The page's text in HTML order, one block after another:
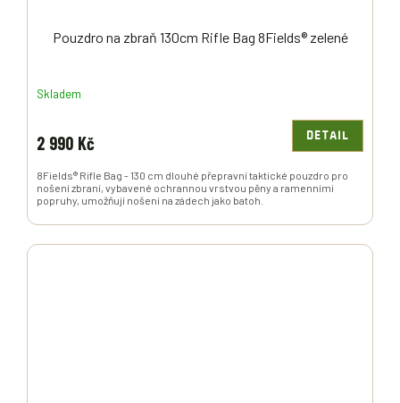
Pouzdro na zbraň 130cm Rifle Bag 8Fields® zelené
Skladem
2 990 Kč DETAIL
8Fields® Rifle Bag - 130 cm dlouhé přepravní taktické pouzdro pro
nošení zbraní, vybavené ochrannou vrstvou pěny a ramenními
popruhy, umožňují nošení na zádech jako batoh.